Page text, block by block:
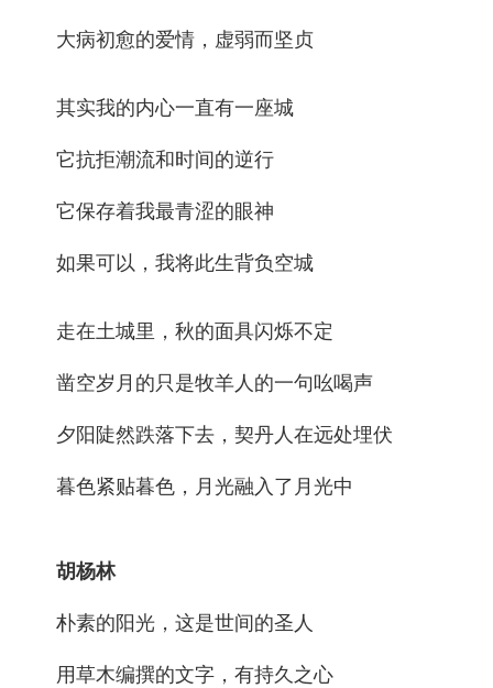
大病初愈的爱情，虚弱而坚贞
其实我的内心一直有一座城
它抗拒潮流和时间的逆行
它保存着我最青涩的眼神
如果可以，我将此生背负空城
走在土城里，秋的面具闪烁不定
凿空岁月的只是牧羊人的一句吆喝声
夕阳陡然跌落下去，契丹人在远处埋伏
暮色紧贴暮色，月光融入了月光中
胡杨林
朴素的阳光，这是世间的圣人
用草木编撰的文字，有持久之心